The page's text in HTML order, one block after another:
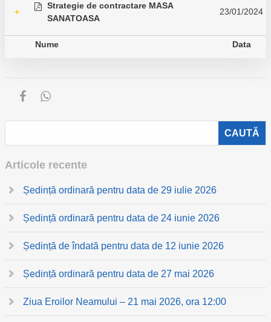
+
Strategie de contractare MASA
SANATOASA
23/01/2024
Nume Data
Articole recente
Ședință ordinară pentru data de 29 iulie 2026
Ședință ordinară pentru data de 24 iunie 2026
Ședință de îndată pentru data de 12 iunie 2026
Ședință ordinară pentru data de 27 mai 2026
Ziua Eroilor Neamului – 21 mai 2026, ora 12:00